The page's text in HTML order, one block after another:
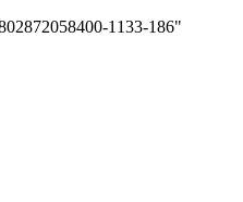
400-1133-186